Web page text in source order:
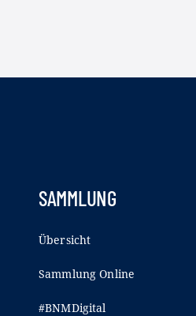
SAMMLUNG
Übersicht
Sammlung Online
#BNMDigital